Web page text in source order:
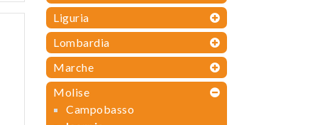
Liguria
Lombardia
Marche
Molise
Campobasso